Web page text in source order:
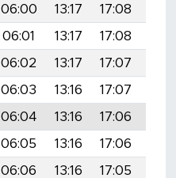
06:00 13:17 17:08
06:01 13:17 17:08
06:02 13:17 17:07
06:03 13:16 17:07
06:04 13:16 17:06
06:05 13:16 17:06
06:06 13:16 17:05